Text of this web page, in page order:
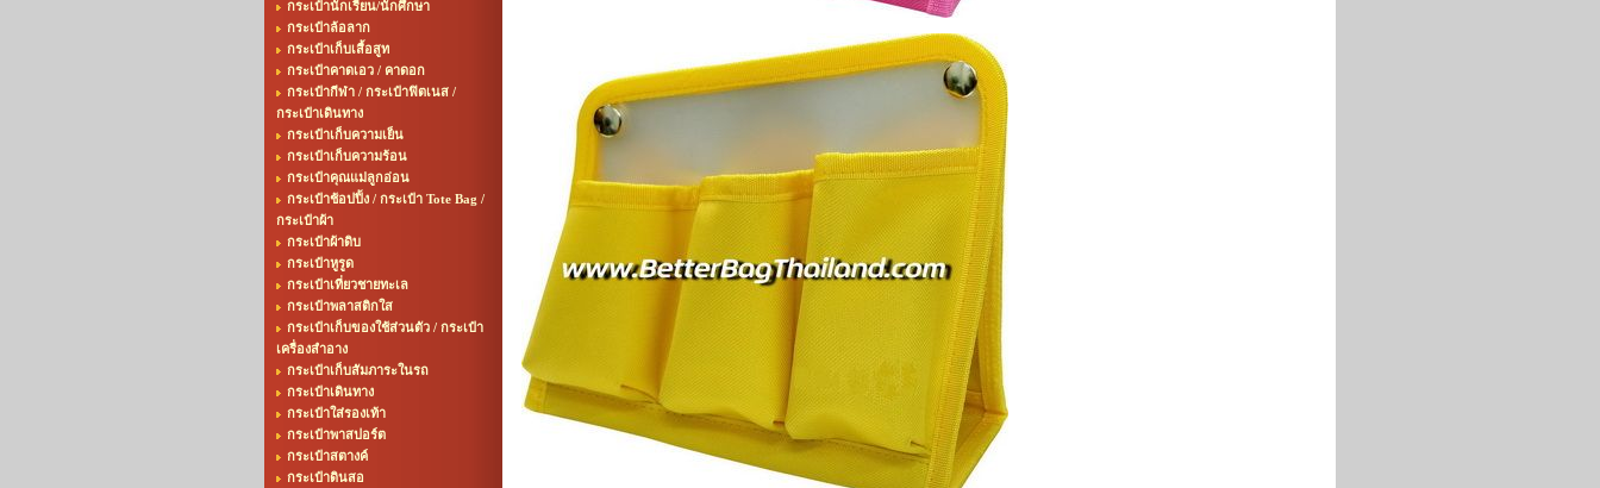
กระเป๋านักเรียน/นักศึกษา
กระเป๋าล้อลาก
กระเป๋าเก็บเสื้อสูท
กระเป๋าคาดเอว / คาดอก
กระเป๋ากีฬา / กระเป๋าฟิตเนส /
กระเป๋าเดินทาง
กระเป๋าเก็บความเย็น
กระเป๋าเก็บความร้อน
กระเป๋าคุณแม่ลูกอ่อน
กระเป๋าช้อปปิ้ง / กระเป๋า Tote Bag /
กระเป๋าผ้า
กระเป๋าผ้าดิบ
กระเป๋าหูรูด
กระเป๋าเที่ยวชายทะเล
กระเป๋าพลาสติกใส
กระเป๋าเก็บของใช้ส่วนตัว / กระเป๋า
เครื่องสำอาง
กระเป๋าเก็บสัมภาระในรถ
กระเป๋าเดินทาง
กระเป๋าใส่รองเท้า
กระเป๋าพาสปอร์ต
กระเป๋าสตางค์
กระเป๋าดินสอ